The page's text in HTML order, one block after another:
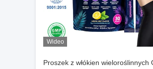
Wideo
Proszek z włókien wieloroślinnych